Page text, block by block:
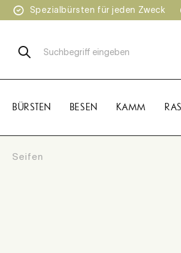
Hauptinhalt springen
Zur Suche springen
Zur Hauptnavigation springen
Spezialbürsten für jeden Zweck
BÜRSTEN BESEN KAMM
Seifen